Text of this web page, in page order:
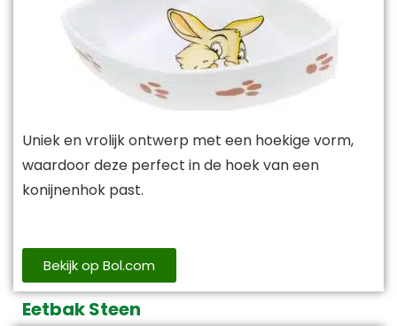
Uniek en vrolijk ontwerp met een hoekige vorm,
waardoor deze perfect in de hoek van een
konijnenhok past.
Bekijk op Bol.com
Eetbak Steen